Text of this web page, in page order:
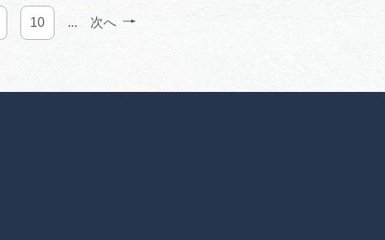
10 ... 次へ